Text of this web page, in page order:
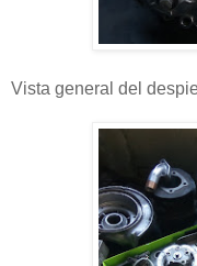
Vista general del